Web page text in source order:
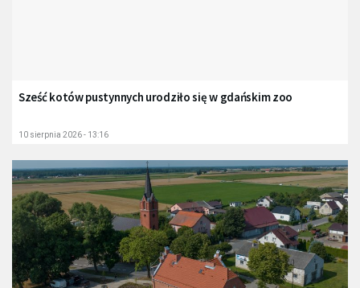
Sześć kotów pustynnych urodziło się w gdańskim zoo
10 sierpnia 2026 - 13:16